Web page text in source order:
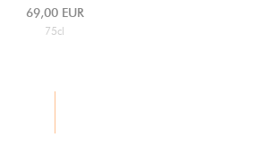
69,00 EUR
75cl